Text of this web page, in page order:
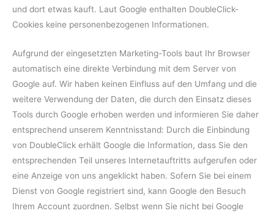
und dort etwas kauft. Laut Google enthalten DoubleClick-
Cookies keine personenbezogenen Informationen.
Aufgrund der eingesetzten Marketing-Tools baut Ihr Browser
automatisch eine direkte Verbindung mit dem Server von
Google auf. Wir haben keinen Einfluss auf den Umfang und die
weitere Verwendung der Daten, die durch den Einsatz dieses
Tools durch Google erhoben werden und informieren Sie daher
entsprechend unserem Kenntnisstand: Durch die Einbindung
von DoubleClick erhält Google die Information, dass Sie den
entsprechenden Teil unseres Internetauftritts aufgerufen oder
eine Anzeige von uns angeklickt haben. Sofern Sie bei einem
Dienst von Google registriert sind, kann Google den Besuch
Ihrem Account zuordnen. Selbst wenn Sie nicht bei Google